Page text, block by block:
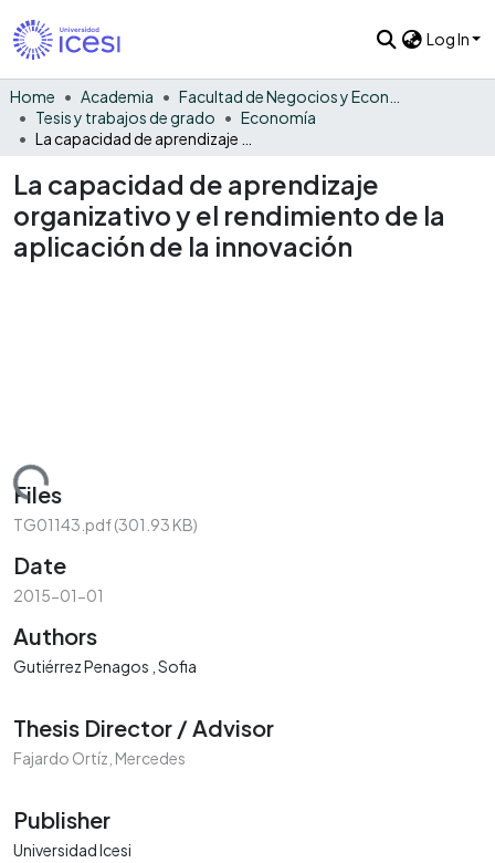
Log In
Home Academia
Tesis y trabajos de grado
Economía
La capacidad de aprendizaje
organizativo y el rendimiento de la
aplicación de la innovación
Files
TG01143.pdf(301.93 KB)
Date
2015-01-01
Authors
Gutiérrez Penagos , Sofia
Thesis Director / Advisor
Fajardo Ortíz, Mercedes
Publisher
Universidad Icesi